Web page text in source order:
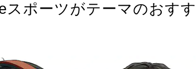
スポーツがテーマのおす